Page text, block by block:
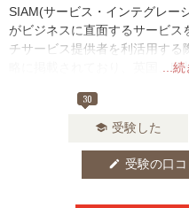
...
SIAM(サービス・インテグレー
がビジネスに直面するサービ
チサービス提供者を利活用す
略に掲載されており、英国、
識と理解度を測ります。
30
school 受験した
edit 受験の口コ